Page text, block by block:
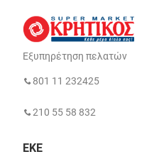
Εξυπηρέτηση πελατών
801 11 232425
210 55 58 832
ΕΚΕ